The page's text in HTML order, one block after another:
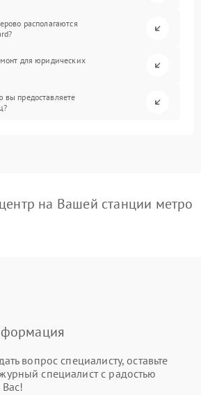
располагаются
для юридических
предоставляете
на Вашей станции метро
вопрос специалисту, оставьте
специалист с радостью
Вас!